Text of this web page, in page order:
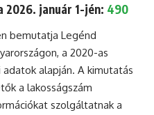
2026. január 1-jén: 490
bemutatja Legénd
a 2020-as
alapján. A kimutatás
a lakosságszám
szolgáltatnak a